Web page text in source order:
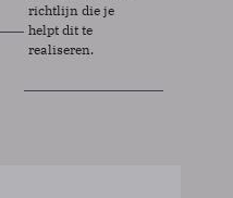
richtlijn die je
helpt dit te
realiseren.